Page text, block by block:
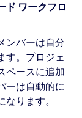
ド ワークフロ
ンバーは自分
す。プロジェ
ペースに追加
ーは自動的に
ります。